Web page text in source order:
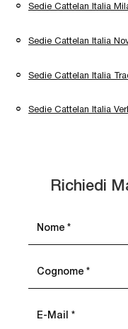
Sedie Cattelan Italia
Sedie Cattelan Italia
Sedie Cattelan Italia
Sedie Cattelan Italia
Richiedi